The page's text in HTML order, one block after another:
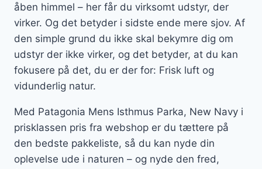
åben himmel – her får du virksomt udstyr, der
virker. Og det betyder i sidste ende mere sjov. Af
den simple grund du ikke skal bekymre dig om
udstyr der ikke virker, og det betyder, at du kan
fokusere på det, du er der for: Frisk luft og
vidunderlig natur.
Med Patagonia Mens Isthmus Parka, New Navy i
prisklassen pris fra webshop er du tættere på
den bedste pakkeliste, så du kan nyde din
oplevelse ude i naturen – og nyde den fred,